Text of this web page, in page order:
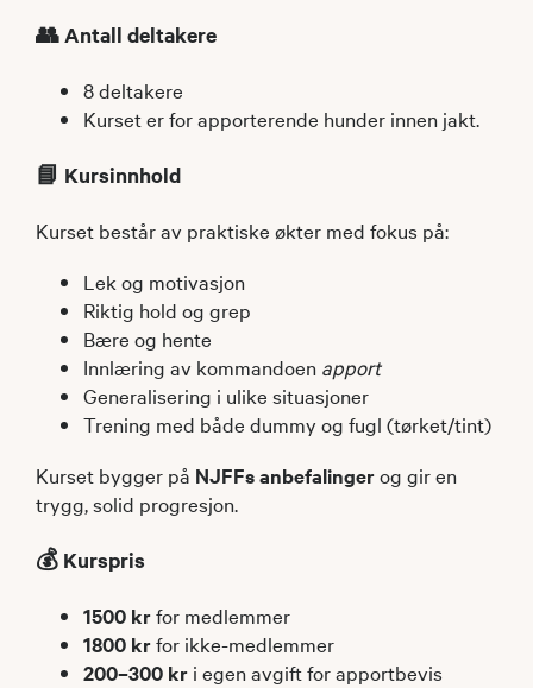
👥 Antall deltakere
8 deltakere
Kurset er for apporterende hunder innen jakt.
📘 Kursinnhold
Kurset består av praktiske økter med fokus på:
Lek og motivasjon
Riktig hold og grep
Bære og hente
Innlæring av kommandoen apport
Generalisering i ulike situasjoner
Trening med både dummy og fugl (tørket/tint)
Kurset bygger på NJFFs anbefalingerog gir en
trygg, solid progresjon.
💰 Kurspris
1500 krfor medlemmer
1800 krfor ikke-medlemmer
200–300 kr i egen avgift for apportbevis